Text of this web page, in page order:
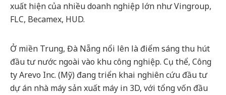
xuất hiện của nhiều doanh nghiệp lớn như Vingroup,
FLC, Becamex, HUD.
Ở miền Trung, Đà Nẵng nổi lên là điểm sáng thu hút
đầu tư nước ngoài vào khu công nghiệp. Cụ thể, Công
ty Arevo Inc. (Mỹ) đang triển khai nghiên cứu đầu tư
dự án nhà máy sản xuất máy in 3D, với tổng vốn đầu